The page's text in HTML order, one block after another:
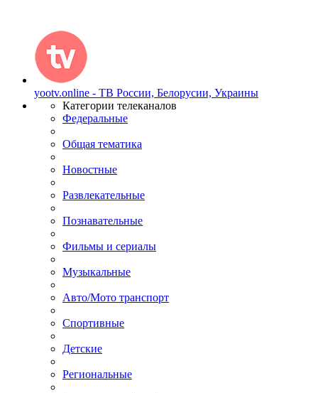
yootv.online - ТВ России, Белорусии, Украины
Категории телеканалов
Федеральные
Общая тематика
Новостные
Развлекательные
Познавательные
Фильмы и сериалы
Музыкальные
Авто/Мото транспорт
Спортивные
Детские
Региональные